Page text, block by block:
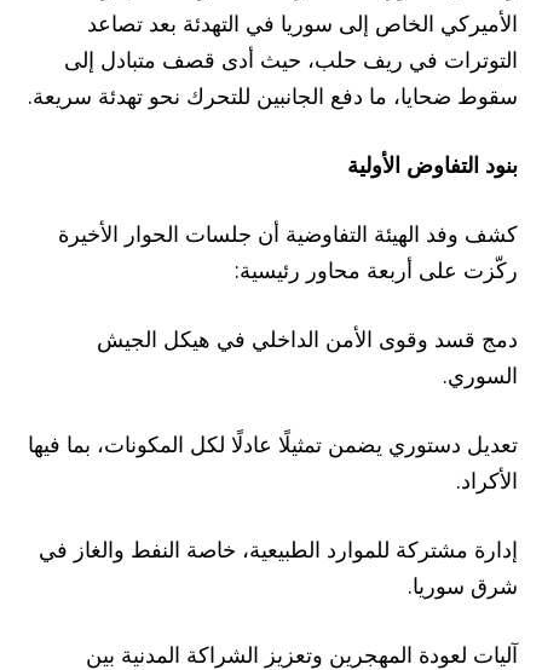
الأميركي الخاص إلى سوريا في التهدئة بعد تصاعد
التوترات في ريف حلب، حيث أدى قصف متبادل إلى
سقوط ضحايا، ما دفع الجانبين للتحرك نحو تهدئة سريعة.
بنود التفاوض الأولية
كشف وفد الهيئة التفاوضية أن جلسات الحوار الأخيرة
ركّزت على أربعة محاور رئيسية:
دمج قسد وقوى الأمن الداخلي في هيكل الجيش
السوري.
تعديل دستوري يضمن تمثيلًا عادلًا لكل المكونات، بما فيها
الأكراد.
إدارة مشتركة للموارد الطبيعية، خاصة النفط والغاز في
شرق سوريا.
آليات لعودة المهجرين وتعزيز الشراكة المدنية بين